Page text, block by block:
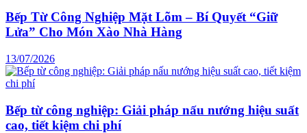
Bếp Từ Công Nghiệp Mặt Lõm – Bí Quyết “Giữ
Lửa” Cho Món Xào Nhà Hàng
13/07/2026
Bếp từ công nghiệp: Giải pháp nấu nướng hiệu suất
cao, tiết kiệm chi phí